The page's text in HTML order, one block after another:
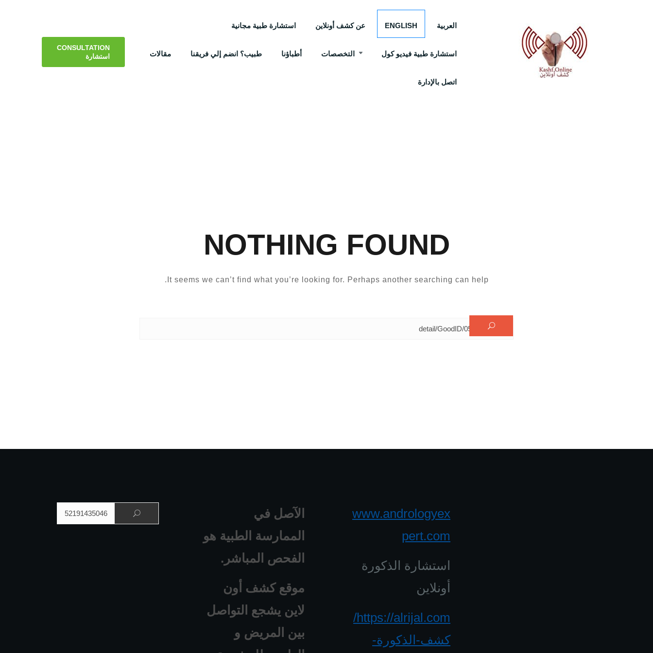
العربية ENGLISH عن كشف أونلاين استشارة طبية مجانية
استشارة طبية فيديو كول التخصصات أطباؤنا طبيب؟ انضم إلي فريقنا مقالات
اتصل بالإدارة
CONSULTATION
استشارة
NOTHING FOUND
It seems we can’t find what you’re looking for. Perhaps another searching can help.
الآصل في
الممارسة الطبية هو
الفحص المباشر.
موقع كشف أون
لاين يشجع التواصل
بين المريض و
www.andrologyex
pert.com
استشارة الذكورة
أونلاين
https://alrijal.com/
كشف-الذكورة-